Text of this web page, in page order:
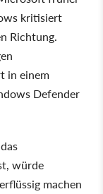
kritisiert
Richtung.
in einem
Defender
würde
machen